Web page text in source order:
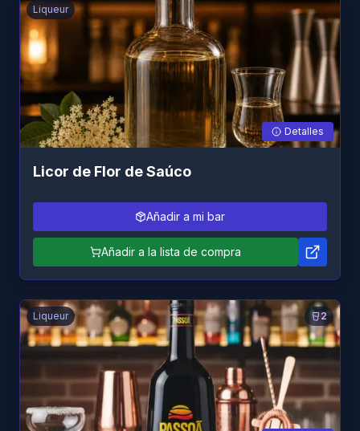
Liqueur
Detalles
Licor de Flor de Saúco
Añadir a mi bar
Añadir a la lista de compra
2
Liqueur